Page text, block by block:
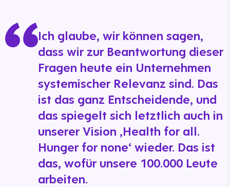
Ich glaube, wir können sagen,
dass wir zur Beantwortung dieser
Fragen heute ein Unternehmen
systemischer Relevanz sind. Das
ist das ganz Entscheidende, und
das spiegelt sich letztlich auch in
unserer Vision ,Health for all.
Hunger for none‘ wieder. Das ist
das, wofür unsere 100.000 Leute
arbeiten.